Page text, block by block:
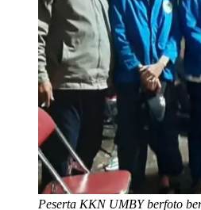
Peserta KKN UMBY berfoto